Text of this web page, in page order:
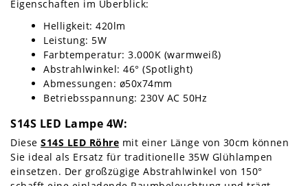
Eigenschaften im Überblick:
Helligkeit: 420lm
Leistung: 5W
Farbtemperatur: 3.000K (warmweiß)
Abstrahlwinkel: 46° (Spotlight)
Abmessungen: ø50x74mm
Betriebsspannung: 230V AC 50Hz
S14S LED Lampe 4W:
Diese S14S LED Röhre mit einer Länge von 30cm können
Sie ideal als Ersatz für traditionelle 35W Glühlampen
einsetzen. Der großzügige Abstrahlwinkel von 150°